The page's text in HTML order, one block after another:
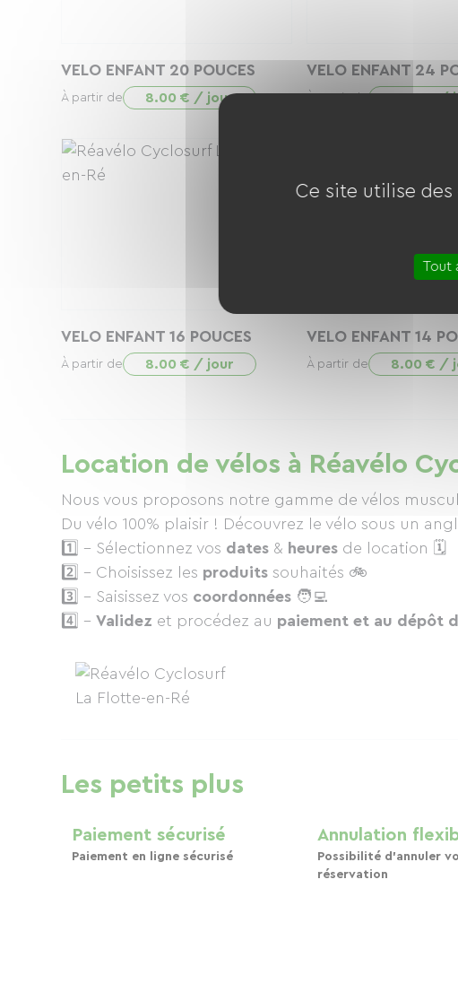
VELO ENFANT 20 POUCES
À partir de 8.00 € / jour
VELO ENFANT 24
8.00 € /
VELO ENFANT 16 POUCES
À partir de 8.00 € / jour
VELO ENFANT 14
À partir de 8.00 € /
Location de vélos à Réavélo
Nous vous proposons notre gamme de vélos
Du vélo 100% plaisir ! Découvrez le vélo sous un
1️⃣ - Sélectionnez vos dates & heures de location 🗓
2️⃣ - Choisissez les produits souhaités 🚲
3️⃣ - Saisissez vos coordonnées 🧑‍💻
4️⃣ - Validez et procédez au paiement et au dépôt
Les petits plus
Paiement sécurisé
Paiement en ligne sécurisé
Annulation
Possibilité d'annuler
réservation
Ce site utilise des
Tout